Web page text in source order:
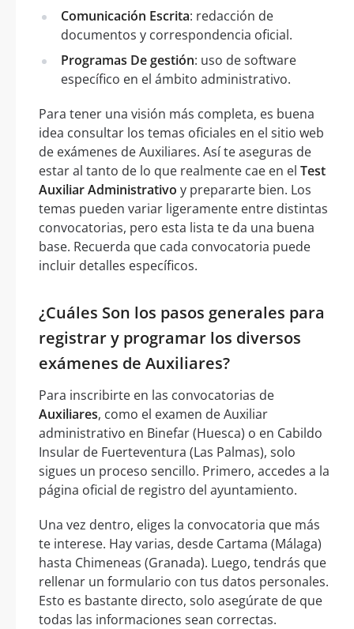
Comunicación Escrita: redacción de
documentos y correspondencia oficial.
Programas De gestión: uso de software
específico en el ámbito administrativo.
Para tener una visión más completa, es buena
idea consultar los temas oficiales en el sitio web
de exámenes de Auxiliares. Así te aseguras de
estar al tanto de lo que realmente cae en el Test
Auxiliar Administrativo y prepararte bien. Los
temas pueden variar ligeramente entre distintas
convocatorias, pero esta lista te da una buena
base. Recuerda que cada convocatoria puede
incluir detalles específicos.
¿Cuáles Son los pasos generales para
registrar y programar los diversos
exámenes de Auxiliares?
Para inscribirte en las convocatorias de
Auxiliares, como el examen de Auxiliar
administrativo en Binefar (Huesca) o en Cabildo
Insular de Fuerteventura (Las Palmas), solo
sigues un proceso sencillo. Primero, accedes a la
página oficial de registro del ayuntamiento.
Una vez dentro, eliges la convocatoria que más
te interese. Hay varias, desde Cartama (Málaga)
hasta Chimeneas (Granada). Luego, tendrás que
rellenar un formulario con tus datos personales.
Esto es bastante directo, solo asegúrate de que
todas las informaciones sean correctas.